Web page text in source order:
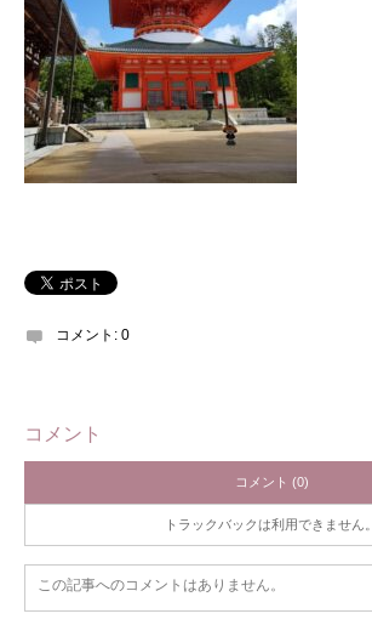
コメント: 0
コメント
コメント (0)
トラックバックは利用できません。
この記事へのコメントはありません。